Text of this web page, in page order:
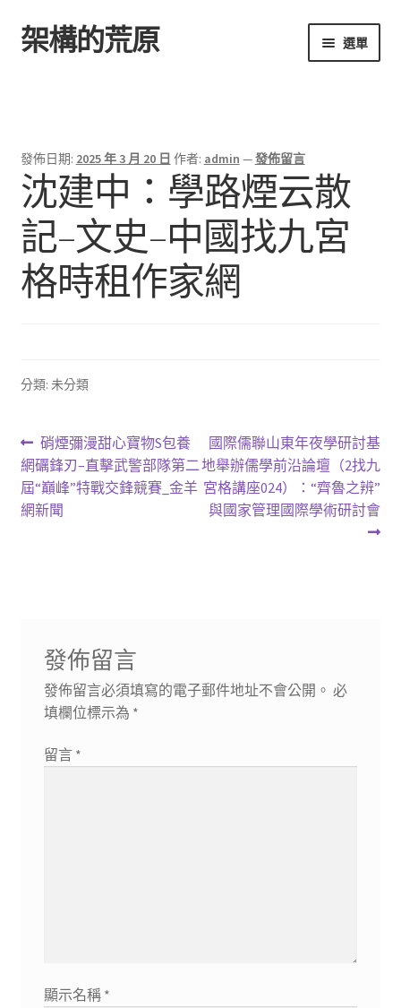
跳
至
跳
至
架構的荒原 選單
發佈日期: 2025 年 3 月 20 日 作者: admin —發佈留言
沈建中：學路煙云散
記–文史–中國找九宮
格時租作家網
分類: 未分類
文
章
導
上
一
篇
文
硝煙彌漫甜心寶物S包養
網礪鋒刃–直擊武警部隊第二
屆“巔峰”特戰交鋒競賽_金羊
網新聞
下
一
篇
文
國際儒聯山東年夜學研討基
地舉辦儒學前沿論壇（2找九
宮格講座024）：“齊魯之辨”
與國家管理國際學術研討會
發佈留言
發佈留言必須填寫的電子郵件地址不會公開。 必
填欄位標示為 *
留言 *
顯示名稱 *